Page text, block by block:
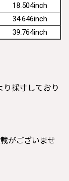
18.504inch
34.646inch
39.764inch
採寸しており
がございませ